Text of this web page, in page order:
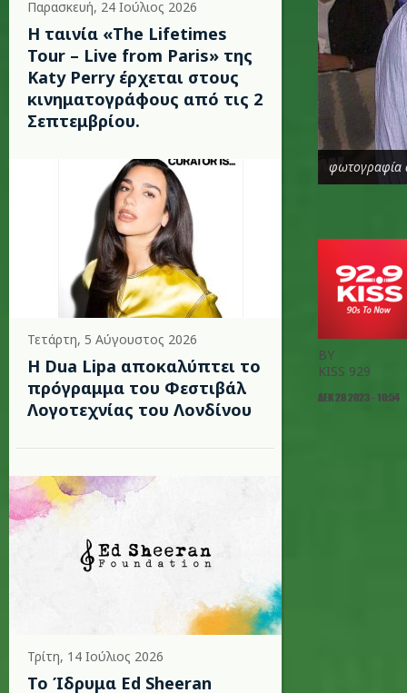
Παρασκευή, 24 Ιούλιος 2026
Η ταινία «The Lifetimes
Tour – Live from Paris» της
Katy Perry έρχεται στους
κινηματογράφους από τις 2
Σεπτεμβρίου.
Τετάρτη, 5 Αύγουστος 2026
Η Dua Lipa αποκαλύπτει το
πρόγραμμα του Φεστιβάλ
Λογοτεχνίας του Λονδίνου
Τρίτη, 14 Ιούλιος 2026
Το Ίδρυμα Ed Sheeran
φωτογραφία
BY
KISS 929
ΔΕΚ 28 2023 - 10:54